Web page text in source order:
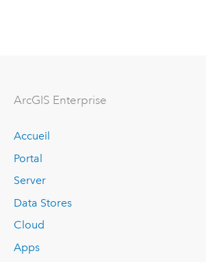
ArcGIS Enterprise
Accueil
Portal
Server
Data Stores
Cloud
Apps